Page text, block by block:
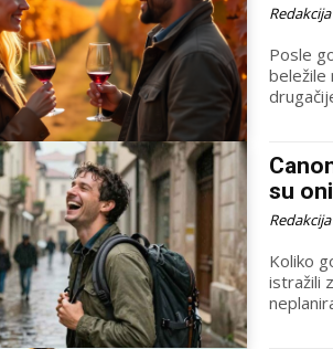
Redakcija
Posle
beležile
su
Redakcija
Koliko
istražili